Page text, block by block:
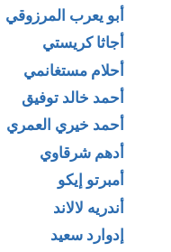
أبو يعرب المرزوقي
أجاثا كريستي
أحلام مستغانمي
أحمد خالد توفيق
أحمد خيري العمري
أدهم شرقاوي
أمبرتو إيكو
أندريه لالاند
إدوارد سعيد